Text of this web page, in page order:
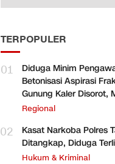
TERPOPULER
01
Diduga Minim
Betonisasi Aspirasi
Gunung Kaler Disorot,
Pengurangan Volume
Regional
02
Kasat Narkoba Polres
Ditangkap, Diduga
Hukum & Kriminal